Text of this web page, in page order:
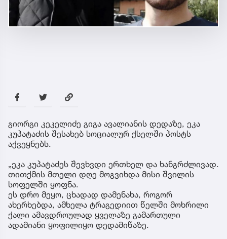
გიორგი კეკელიძე გიგა ავალიანის დედაზე, ეკა
კუპატაძის შესახებ სოციალურ ქსელში პოსტს
აქვეყნებს.
„ეკა კუპატაძეს შევხვდი ერთხელ და ხანგრძლივად.
თითქმის მთელი დღე მოგვიხდა მისი შვილის
სოფელში ყოფნა.
ეს დრო მეყო, ცხადად დამენახა, როგორ
ახერხებდა, ამხელა ტრაგედიით წელში მოხრილი
ქალი ამავდროულად ყველაზე გამართული
ადამიანი ყოფილიყო დედამიწაზე.